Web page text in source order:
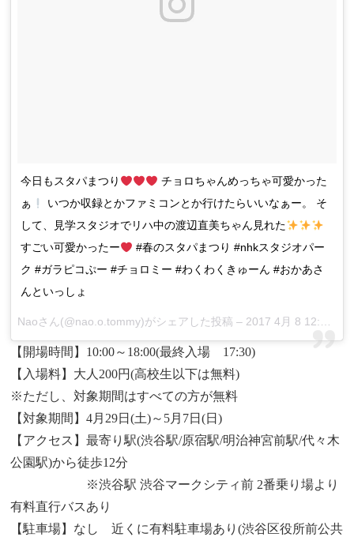
今日もスタパまつり
チョロちゃんめっちゃ可愛かった
ぁ
いつか収録とかファミコンとか行けたらいいなぁー。 そ
して、見学スタジオでリハ中の渡辺直美ちゃん見れた
すごい可愛かったー
#春のスタパまつり #nhkスタジオパー
ク #ガラピコぷー #チョロミー #わくわくきゅーん #おかあさ
んといっしょ
Naoさん(@nao.o.tommy)がシェアした投稿 – 2017 4月 8 12:49午前 PDT
【開場時間】10:00～18:00(最終入場 17:30)
【入場料】大人200円(高校生以下は無料)
※ただし、対象期間はすべての方が無料
【対象期間】4月29日(土)～5月7日(日)
【アクセス】最寄り駅(渋谷駅/原宿駅/明治神宮前駅/代々木
公園駅)から徒歩12分
※渋谷駅 渋谷マークシティ前 2番乗り場より
有料直行バスあり
【駐車場】なし 近くに有料駐車場あり(渋谷区役所前公共